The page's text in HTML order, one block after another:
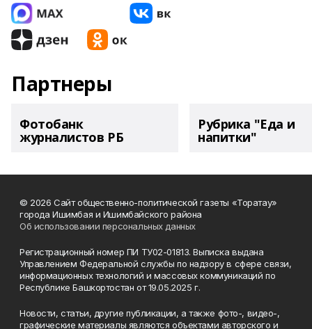
Партнеры
Фотобанк
журналистов РБ
Рубрика "Еда и
напитки"
© 2026 Сайт общественно-политической газеты «Торатау»
города Ишимбая и Ишимбайского района
Об использовании персональных данных
Регистрационный номер ПИ ТУ02-01813. Выписка выдана
Управлением Федеральной службы по надзору в сфере связи,
информационных технологий и массовых коммуникаций по
Республике Башкортостан от 19.05.2025 г.
Новости, статьи, другие публикации, а также фото-, видео-,
графические материалы являются объектами авторского и